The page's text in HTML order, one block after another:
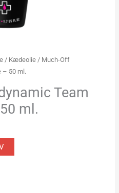
/ Kædeolie / Much-Off
– 50 ml.
Team
ml.